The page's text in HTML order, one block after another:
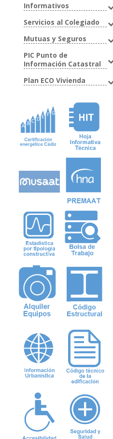
Informativos
Servicios al Colegiado
Mutuas y Seguros
PIC Punto de
Información Catastral
Plan ECO Vivienda